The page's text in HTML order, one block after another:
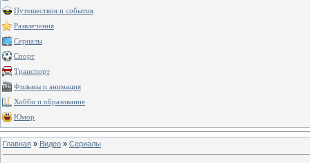
Путешествия и события
Развлечения
Сериалы
Спорт
Транспорт
Фильмы и анимация
Хобби и образование
Юмор
Главная » Видео » Сериалы